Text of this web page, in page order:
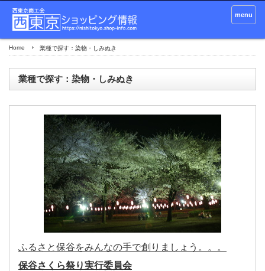
menu
Home 業種で探す：染物・しみぬき
業種で探す：染物・しみぬき
ふるさと保谷をみんなの手で創りましょう。。。
保谷さくら祭り実行委員会